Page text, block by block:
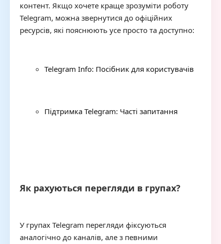
контент. Якщо хочете краще зрозуміти роботу
Telegram, можна звернутися до офіційних
ресурсів, які пояснюють усе просто та доступно:
Telegram Info: Посібник для користувачів
Підтримка Telegram: Часті запитання
Як рахуються перегляди в групах?
У групах Telegram перегляди фіксуються
аналогічно до каналів, але з певними